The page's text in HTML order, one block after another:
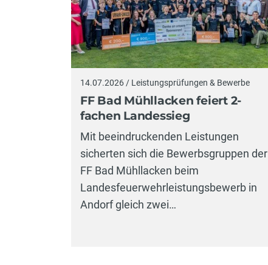
14.07.2026 / Leistungsprüfungen & Bewerbe
FF Bad Mühllacken feiert 2-
fachen Landessieg
Mit beeindruckenden Leistungen
sicherten sich die Bewerbsgruppen der
FF Bad Mühllacken beim
Landesfeuerwehrleistungsbewerb in
Andorf gleich zwei…